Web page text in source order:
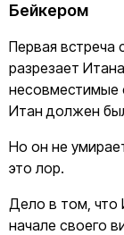
Бейкером
Первая
разрезает
несовместимые
Итан должен
Но он не
это лор.
Дело в том,
начале своего